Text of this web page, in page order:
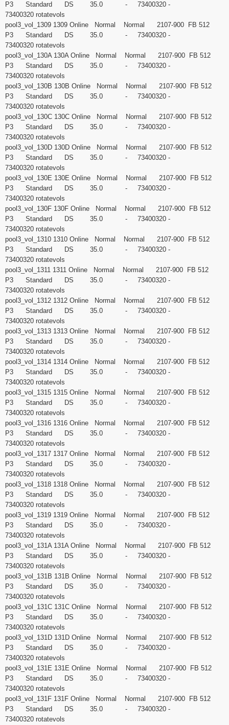
P3 Standard DS 35.0 - 73400320 -
73400320 rotatevols
pool3_vol_1309 1309 Online Normal Normal 2107-900 FB 512
P3 Standard DS 35.0 - 73400320 -
73400320 rotatevols
pool3_vol_130A 130A Online Normal Normal 2107-900 FB 512
P3 Standard DS 35.0 - 73400320 -
73400320 rotatevols
pool3_vol_130B 130B Online Normal Normal 2107-900 FB 512
P3 Standard DS 35.0 - 73400320 -
73400320 rotatevols
pool3_vol_130C 130C Online Normal Normal 2107-900 FB 512
P3 Standard DS 35.0 - 73400320 -
73400320 rotatevols
pool3_vol_130D 130D Online Normal Normal 2107-900 FB 512
P3 Standard DS 35.0 - 73400320 -
73400320 rotatevols
pool3_vol_130E 130E Online Normal Normal 2107-900 FB 512
P3 Standard DS 35.0 - 73400320 -
73400320 rotatevols
pool3_vol_130F 130F Online Normal Normal 2107-900 FB 512
P3 Standard DS 35.0 - 73400320 -
73400320 rotatevols
pool3_vol_1310 1310 Online Normal Normal 2107-900 FB 512
P3 Standard DS 35.0 - 73400320 -
73400320 rotatevols
pool3_vol_1311 1311 Online Normal Normal 2107-900 FB 512
P3 Standard DS 35.0 - 73400320 -
73400320 rotatevols
pool3_vol_1312 1312 Online Normal Normal 2107-900 FB 512
P3 Standard DS 35.0 - 73400320 -
73400320 rotatevols
pool3_vol_1313 1313 Online Normal Normal 2107-900 FB 512
P3 Standard DS 35.0 - 73400320 -
73400320 rotatevols
pool3_vol_1314 1314 Online Normal Normal 2107-900 FB 512
P3 Standard DS 35.0 - 73400320 -
73400320 rotatevols
pool3_vol_1315 1315 Online Normal Normal 2107-900 FB 512
P3 Standard DS 35.0 - 73400320 -
73400320 rotatevols
pool3_vol_1316 1316 Online Normal Normal 2107-900 FB 512
P3 Standard DS 35.0 - 73400320 -
73400320 rotatevols
pool3_vol_1317 1317 Online Normal Normal 2107-900 FB 512
P3 Standard DS 35.0 - 73400320 -
73400320 rotatevols
pool3_vol_1318 1318 Online Normal Normal 2107-900 FB 512
P3 Standard DS 35.0 - 73400320 -
73400320 rotatevols
pool3_vol_1319 1319 Online Normal Normal 2107-900 FB 512
P3 Standard DS 35.0 - 73400320 -
73400320 rotatevols
pool3_vol_131A 131A Online Normal Normal 2107-900 FB 512
P3 Standard DS 35.0 - 73400320 -
73400320 rotatevols
pool3_vol_131B 131B Online Normal Normal 2107-900 FB 512
P3 Standard DS 35.0 - 73400320 -
73400320 rotatevols
pool3_vol_131C 131C Online Normal Normal 2107-900 FB 512
P3 Standard DS 35.0 - 73400320 -
73400320 rotatevols
pool3_vol_131D 131D Online Normal Normal 2107-900 FB 512
P3 Standard DS 35.0 - 73400320 -
73400320 rotatevols
pool3_vol_131E 131E Online Normal Normal 2107-900 FB 512
P3 Standard DS 35.0 - 73400320 -
73400320 rotatevols
pool3_vol_131F 131F Online Normal Normal 2107-900 FB 512
P3 Standard DS 35.0 - 73400320 -
73400320 rotatevols